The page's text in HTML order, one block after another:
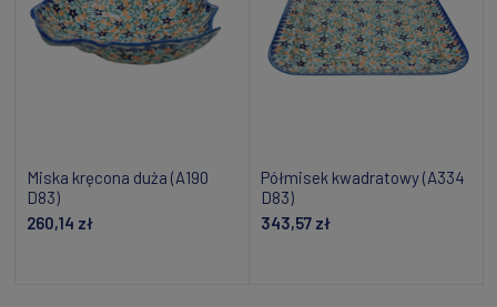
Miska kręcona duża (A190
D83)
260,14 zł
Półmisek kwadratowy (A334
D83)
343,57 zł